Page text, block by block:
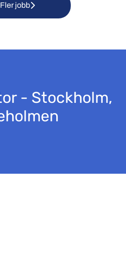
Fler jobb
- Stockholm,